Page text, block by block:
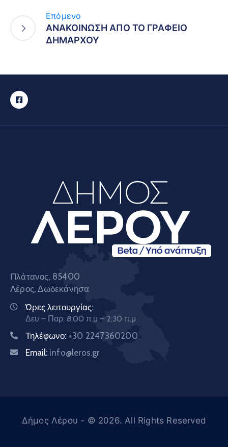
Επόμενο
ΑΝΑΚΟΙΝΩΣΗ ΑΠΟ ΤΟ ΓΡΑΦΕΙΟ
ΔΗΜΑΡΧΟΥ
Πλάτανος, 85400
Λέρος, Δωδεκάνησα
Ώρες λειτουργίας:
Δευ – Παρ: 8:00 π.μ – 2:30 π.μ
Τηλέφωνο: +30 2247360200
Email: info@leros.gr
Δήμος Λέρου - © 2026. All Rights Reserved